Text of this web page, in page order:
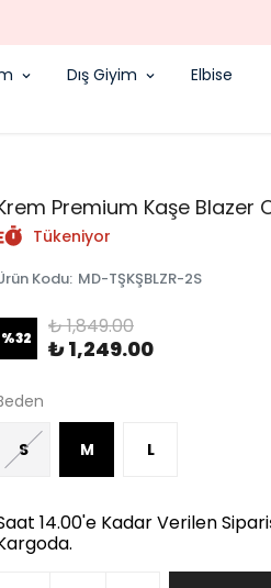
Dış Giyim
Elbise
Premium Kaşe Blazer
Tükeniyor
Kodu: MD-TŞKŞBLZR-2S
%32 ₺ 1,849.00
₺ 1,249.00
S M L
14.00'e Kadar Verilen